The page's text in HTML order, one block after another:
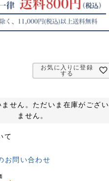
お気に入りに登録
する
せん。ただいま在庫がござい
ません。
て
お問い合わせ